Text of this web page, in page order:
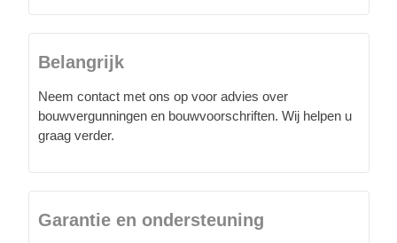
Belangrijk
Neem contact met ons op voor advies over
bouwvergunningen en bouwvoorschriften. Wij helpen u
graag verder.
Garantie en ondersteuning